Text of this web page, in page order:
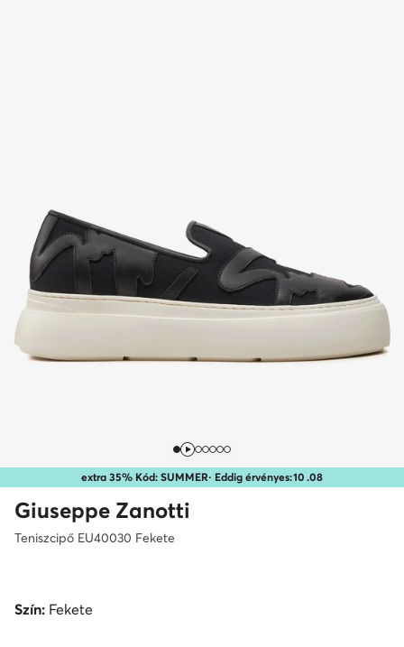
extra 35% Kód: SUMMER· Eddig érvényes:10 .08
Giuseppe Zanotti
Teniszcipő EU40030 Fekete
Szín: Fekete